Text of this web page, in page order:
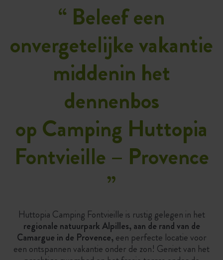
“ Beleef een
onvergetelijke vakantie
middenin het
dennenbos
op Camping Huttopia
Fontvieille – Provence
”
Huttopia Camping Fontvieille is rustig gelegen in het
regionale natuurpark Alpilles, aan de rand van de
Camargue in de Provence, een perfecte locatie voor
een ontspannen vakantie onder de zon! Geniet van het